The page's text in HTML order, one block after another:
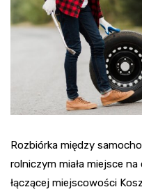
Rozbiórka między
rolniczym miała miejsce
łączącej miejscowości